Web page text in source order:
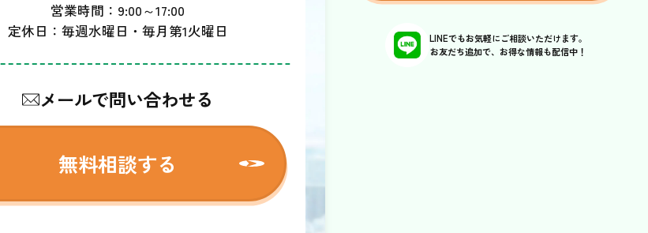
営業時間：9:00～17:00
定休日：毎週水曜日・毎月第1火曜日
メールで問い合わせる
無料相談する
LINEでもお気軽にご相談いただけます。
お友だち追加で、お得な情報も配信中！